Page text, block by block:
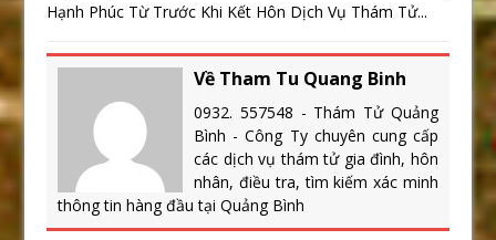
Hạnh Phúc Từ Trước Khi Kết Hôn Dịch Vụ Thám Tử...
Về Tham Tu Quang Binh
0932. 557548 - Thám Tử Quảng
Bình - Công Ty chuyên cung cấp
các dịch vụ thám tử gia đình, hôn
nhân, điều tra, tìm kiếm xác minh
thông tin hàng đầu tại Quảng Bình